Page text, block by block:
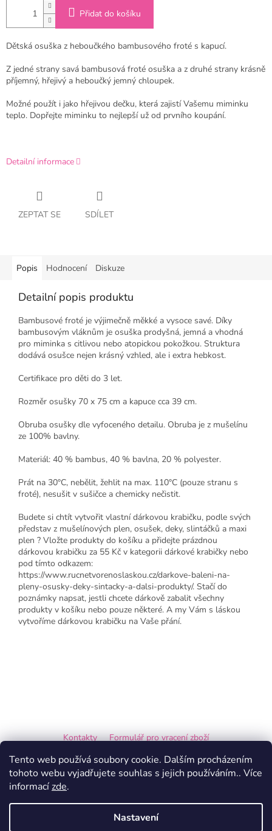
Tento web používá soubory cookie. Dalším procházením
tohoto webu vyjadřujete souhlas s jejich používáním.. Více
informacízde.
Nastavení
Přidat do košíku
Dětská osuška z heboučkého bambusového froté s kapucí.
Z jedné strany savá bambusová froté osuška a z druhé strany krásně
příjemný, hřejivý a heboučký jemný chloupek.
Možné použít i jako hřejivou dečku, která zajistí Vašemu miminku
teplo. Dopřejte miminku to nejlepší už od prvního koupání.
Detailní informace
ZEPTAT SE SDÍLET
Popis Hodnocení Diskuze
Detailní popis produktu
Bambusové froté je výjimečně měkké a vysoce savé. Díky
bambusovým vláknům je osuška prodyšná, jemná a vhodná
pro miminka s citlivou nebo atopickou pokožkou. Struktura
dodává osušce nejen krásný vzhled, ale i extra hebkost.
Certifikace pro děti do 3 let.
Rozměr osušky 70 x 75 cm a kapuce cca 39 cm.
Obruba osušky dle vyfoceného detailu. Obruba je z mušelínu
ze 100% bavlny.
Materiál: 40 % bambus, 40 % bavlna, 20 % polyester.
Prát na 30°C, nebělit, žehlit na max. 110°C (pouze stranu s
froté), nesušit v sušičce a chemicky nečistit.
Budete si chtít vytvořit vlastní dárkovou krabičku, podle svých
představ z mušelínových plen, osušek, deky, slintáčků a maxi
plen ? Vložte produkty do košíku a přidejte prázdnou
dárkovou krabičku za 55 Kč v kategorii dárkové krabičky nebo
pod tímto odkazem:
https://www.rucnetvorenoslaskou.cz/darkove-baleni-na-
pleny-osusky-deky-sintacky-a-dalsi-produkty/. Stačí do
poznámky napsat, jestli chcete dárkově zabalit všechny
produkty v košíku nebo pouze některé. A my Vám s láskou
vytvoříme dárkovou krabičku na Vaše přání.
p
Kontakty
Formulář pro vracení zboží
Formulář pro reklamaci